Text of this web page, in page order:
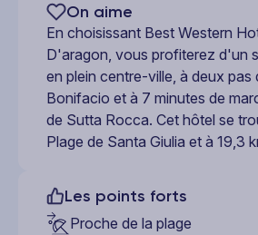
On aime
En choisissant Best Western
D'aragon, vous profiterez d'un
en plein centre-ville, à deux pas
Bonifacio et à 7 minutes de
de Sutta Rocca. Cet hôtel se
Plage de Santa Giulia et à 19,3
Les points forts
Proche de la plage